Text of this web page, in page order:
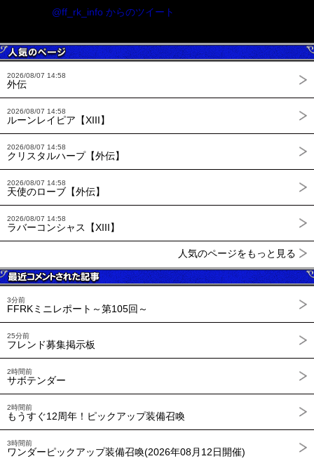
@ff_rk_info からのツイート
2026/08/07 14:58
外伝
2026/08/07 14:58
ルーンレイピア【XIII】
2026/08/07 14:58
クリスタルハープ【外伝】
2026/08/07 14:58
天使のローブ【外伝】
2026/08/07 14:58
ラバーコンシャス【XIII】
人気のページをもっと見る
3分前
FFRKミニレポート～第105回～
25分前
フレンド募集掲示板
2時間前
サボテンダー
2時間前
もうすぐ12周年！ピックアップ装備召喚
3時間前
ワンダーピックアップ装備召喚(2026年08月12日開催)